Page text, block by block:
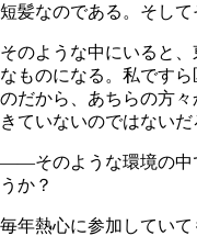
短髪なのである。そして
そのような中にいると
なものになる。私です
のだから、あちらの方
きていないのではないだ
――そのような環境の中
うか？
毎年熱心に参加してい